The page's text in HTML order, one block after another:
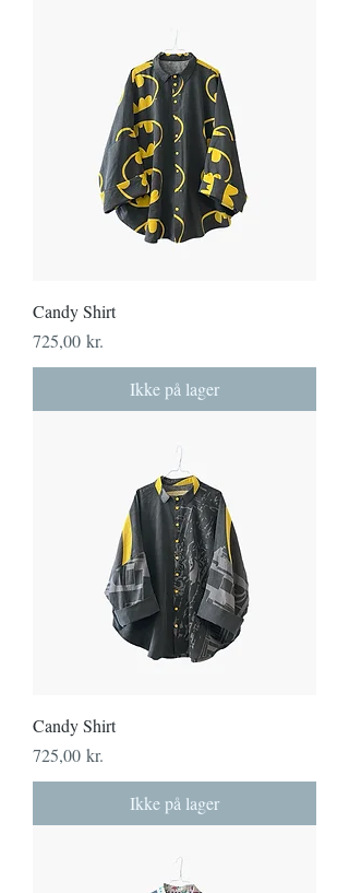
Candy Shirt
Pris
725,00 kr.
Ikke på lager
Candy Shirt
Pris
725,00 kr.
Ikke på lager